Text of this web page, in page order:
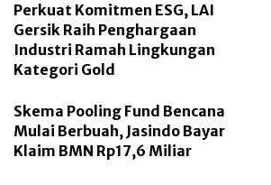
Perkuat Komitmen ESG, LAI
Gersik Raih Penghargaan
Industri Ramah Lingkungan
Kategori Gold
Skema Pooling Fund Bencana
Mulai Berbuah, Jasindo Bayar
Klaim BMN Rp17,6 Miliar